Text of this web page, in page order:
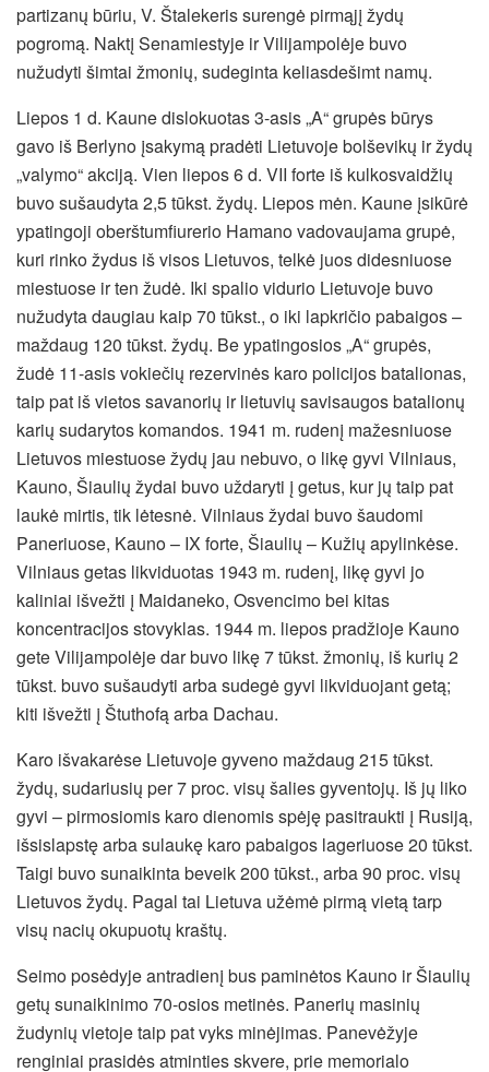
partizanų būriu, V. Štalekeris surengė pirmąjį žydų
pogromą. Naktį Senamiestyje ir Vilijampolėje buvo
nužudyti šimtai žmonių, sudeginta keliasdešimt namų.
Liepos 1 d. Kaune dislokuotas 3-asis „A“ grupės būrys
gavo iš Berlyno įsakymą pradėti Lietuvoje bolševikų ir žydų
„valymo“ akciją. Vien liepos 6 d. VII forte iš kulkosvaidžių
buvo sušaudyta 2,5 tūkst. žydų. Liepos mėn. Kaune įsikūrė
ypatingoji oberštumfiurerio Hamano vadovaujama grupė,
kuri rinko žydus iš visos Lietuvos, telkė juos didesniuose
miestuose ir ten žudė. Iki spalio vidurio Lietuvoje buvo
nužudyta daugiau kaip 70 tūkst., o iki lapkričio pabaigos –
maždaug 120 tūkst. žydų. Be ypatingosios „A“ grupės,
žudė 11-asis vokiečių rezervinės karo policijos batalionas,
taip pat iš vietos savanorių ir lietuvių savisaugos batalionų
karių sudarytos komandos. 1941 m. rudenį mažesniuose
Lietuvos miestuose žydų jau nebuvo, o likę gyvi Vilniaus,
Kauno, Šiaulių žydai buvo uždaryti į getus, kur jų taip pat
laukė mirtis, tik lėtesnė. Vilniaus žydai buvo šaudomi
Paneriuose, Kauno – IX forte, Šiaulių – Kužių apylinkėse.
Vilniaus getas likviduotas 1943 m. rudenį, likę gyvi jo
kaliniai išvežti į Maidaneko, Osvencimo bei kitas
koncentracijos stovyklas. 1944 m. liepos pradžioje Kauno
gete Vilijampolėje dar buvo likę 7 tūkst. žmonių, iš kurių 2
tūkst. buvo sušaudyti arba sudegė gyvi likviduojant getą;
kiti išvežti į Štuthofą arba Dachau.
Karo išvakarėse Lietuvoje gyveno maždaug 215 tūkst.
žydų, sudariusių per 7 proc. visų šalies gyventojų. Iš jų liko
gyvi – pirmosiomis karo dienomis spėję pasitraukti į Rusiją,
išsislapstę arba sulaukę karo pabaigos lageriuose 20 tūkst.
Taigi buvo sunaikinta beveik 200 tūkst., arba 90 proc. visų
Lietuvos žydų. Pagal tai Lietuva užėmė pirmą vietą tarp
visų nacių okupuotų kraštų.
Seimo posėdyje antradienį bus paminėtos Kauno ir Šiaulių
getų sunaikinimo 70-osios metinės. Panerių masinių
žudynių vietoje taip pat vyks minėjimas. Panevėžyje
renginiai prasidės atminties skvere, prie memorialo